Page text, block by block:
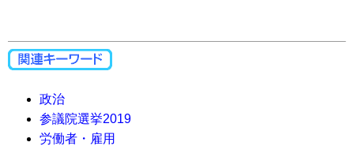
政治
参議院選挙2019
労働者・雇用